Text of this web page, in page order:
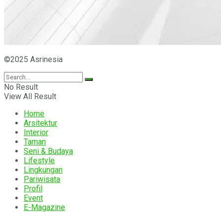
©2025 Asrinesia
No Result
View All Result
Home
Arsitektur
Interior
Taman
Seni & Budaya
Lifestyle
Lingkungan
Pariwisata
Profil
Event
E-Magazine